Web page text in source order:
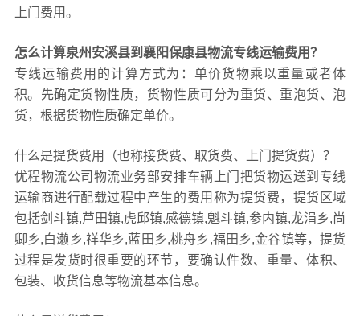
上门费用。
怎么计算泉州安溪县到襄阳保康县物流专线运输费用？
专线运输费用的计算方式为：单价货物乘以重量或者体
积。先确定货物性质，货物性质可分为重货、重泡货、泡
货，根据货物性质确定单价。
什么是提货费用（也称接货费、取货费、上门提货费）？
优程物流公司物流业务部安排车辆上门把货物运送到专线
运输商进行配载过程中产生的费用称为提货费，提货区域
包括剑斗镇,芦田镇,虎邱镇,感德镇,魁斗镇,参内镇,龙涓乡,尚
卿乡,白濑乡,祥华乡,蓝田乡,桃舟乡,福田乡,金谷镇等，提货
过程是发货时很重要的环节，要确认件数、重量、体积、
包装、收货信息等物流基本信息。